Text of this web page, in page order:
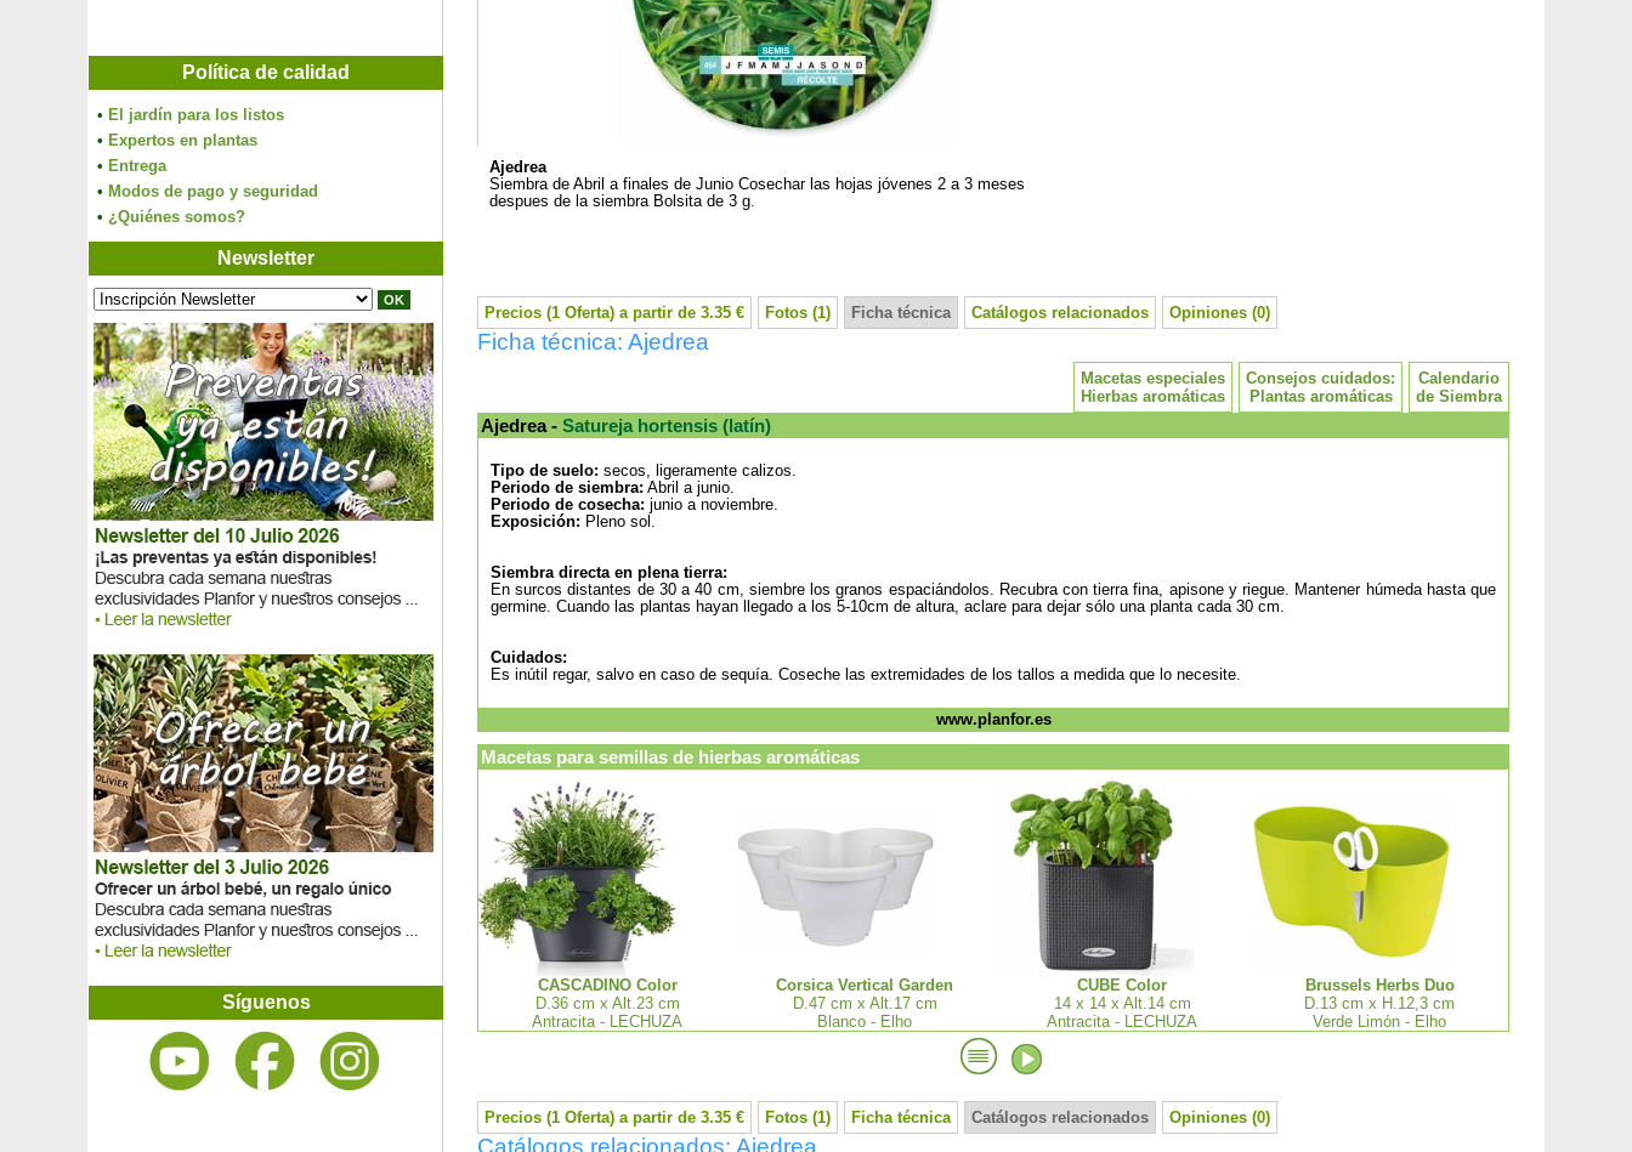
Política de calidad
• El jardín para los listos
• Expertos en plantas
• Entrega
• Modos de pago y seguridad
• ¿Quiénes somos?
Newsletter
Síguenos
Ajedrea
Siembra de Abril a finales de Junio Cosechar las hojas jóvenes 2 a 3 meses
despues de la siembra Bolsita de 3 g.
Precios (1 Oferta) a partir de 3.35 € Fotos (1) Ficha técnica Catálogos relacionados Opiniones (0)
Ficha técnica: Ajedrea
Calendario
de Siembra
Consejos cuidados:
Plantas aromáticas
Macetas especiales
Hierbas aromáticas
Ajedrea - Satureja hortensis (latín)
Tipo de suelo: secos, ligeramente calizos.
Periodo de siembra: Abril a junio.
Periodo de cosecha: junio a noviembre.
Exposición: Pleno sol.
Siembra directa en plena tierra:
En surcos distantes de 30 a 40 cm, siembre los granos espaciándolos. Recubra con tierra fina, apisone y riegue. Mantener húmeda hasta que
germine. Cuando las plantas hayan llegado a los 5-10cm de altura, aclare para dejar sólo una planta cada 30 cm.
Cuidados:
Es inútil regar, salvo en caso de sequía. Coseche las extremidades de los tallos a medida que lo necesite.
www.planfor.es
Macetas para semillas de hierbas aromáticas
CASCADINO Color
D.36 cm x Alt.23 cm
Antracita - LECHUZA
Corsica Vertical Garden
D.47 cm x Alt.17 cm
Blanco - Elho
CUBE Color
14 x 14 x Alt.14 cm
Antracita - LECHUZA
Brussels Herbs Duo
D.13 cm x H.12,3 cm
Verde Limón - Elho
Precios (1 Oferta) a partir de 3.35 € Fotos (1) Ficha técnica Catálogos relacionados Opiniones (0)
Catálogos relacionados: Ajedrea